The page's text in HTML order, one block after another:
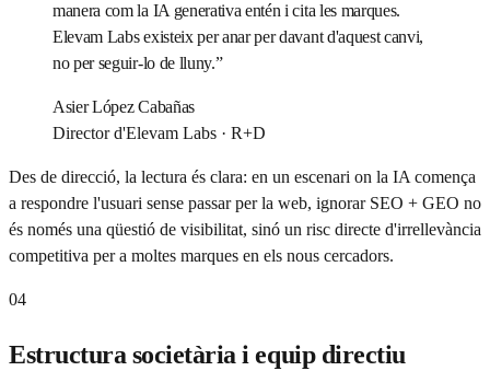
manera com la IA generativa entén i cita les marques.
Elevam Labs existeix per anar per davant d'aquest canvi,
no per seguir-lo de lluny.”
Asier López Cabañas
Director d'Elevam Labs · R+D
Des de direcció, la lectura és clara: en un escenari on la IA comença
a respondre l'usuari sense passar per la web, ignorar SEO + GEO no
és només una qüestió de visibilitat, sinó un risc directe d'irrellevància
competitiva per a moltes marques en els nous cercadors.
04
Estructura societària i equip directiu